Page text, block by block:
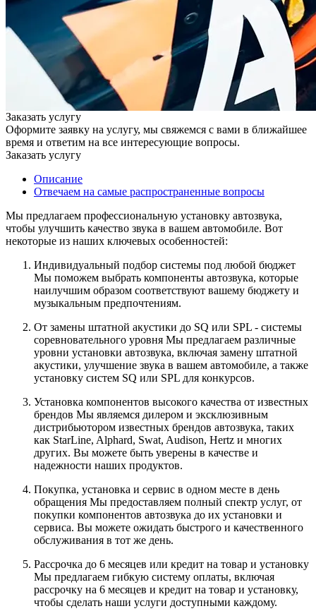
Заказать услугу
Оформите заявку на услугу, мы свяжемся с вами в ближайшее
время и ответим на все интересующие вопросы.
Заказать услугу
Описание
Отвечаем на самые распространенные вопросы
Мы предлагаем профессиональную установку автозвука,
чтобы улучшить качество звука в вашем автомобиле. Вот
некоторые из наших ключевых особенностей:
Индивидуальный подбор системы под любой бюджет
Мы поможем выбрать компоненты автозвука, которые
наилучшим образом соответствуют вашему бюджету и
музыкальным предпочтениям.
От замены штатной акустики до SQ или SPL - системы
соревновательного уровня Мы предлагаем различные
уровни установки автозвука, включая замену штатной
акустики, улучшение звука в вашем автомобиле, а также
установку систем SQ или SPL для конкурсов.
Установка компонентов высокого качества от известных
брендов Мы являемся дилером и эксклюзивным
дистрибьютором известных брендов автозвука, таких
как StarLine, Alphard, Swat, Audison, Hertz и многих
других. Вы можете быть уверены в качестве и
надежности наших продуктов.
Покупка, установка и сервис в одном месте в день
обращения Мы предоставляем полный спектр услуг, от
покупки компонентов автозвука до их установки и
сервиса. Вы можете ожидать быстрого и качественного
обслуживания в тот же день.
Рассрочка до 6 месяцев или кредит на товар и установку
Мы предлагаем гибкую систему оплаты, включая
рассрочку на 6 месяцев и кредит на товар и установку,
чтобы сделать наши услуги доступными каждому.